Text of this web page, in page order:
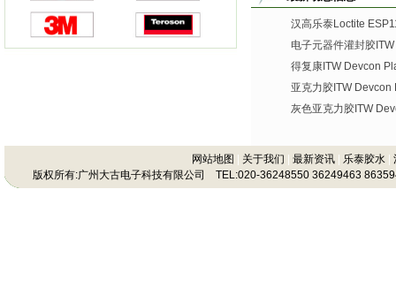
汉高乐泰Loctite
电子元器件灌封胶
得复康ITW Devcon
亚克力胶ITW Devcon
灰色亚克力胶ITW
网站地图 关于我们 最新资讯| 乐泰胶水|
版权所有:广州大古电子科技有限公司 TEL:020-36248550 36249463